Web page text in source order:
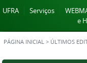
UFRA
Serviços
e
PÁGINA INICIAL > ÚLTIMOS